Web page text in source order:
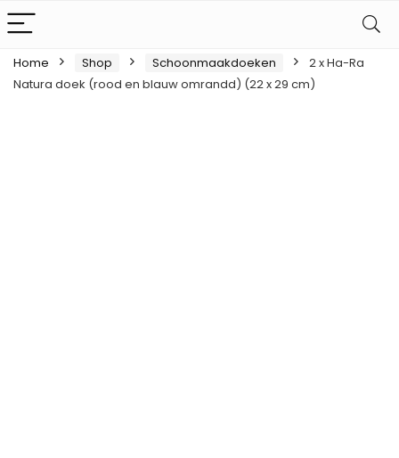
Home Shop Schoonmaakdoeken
2 x Ha-Ra
Natura doek (rood en blauw omrandd) (22 x 29 cm)